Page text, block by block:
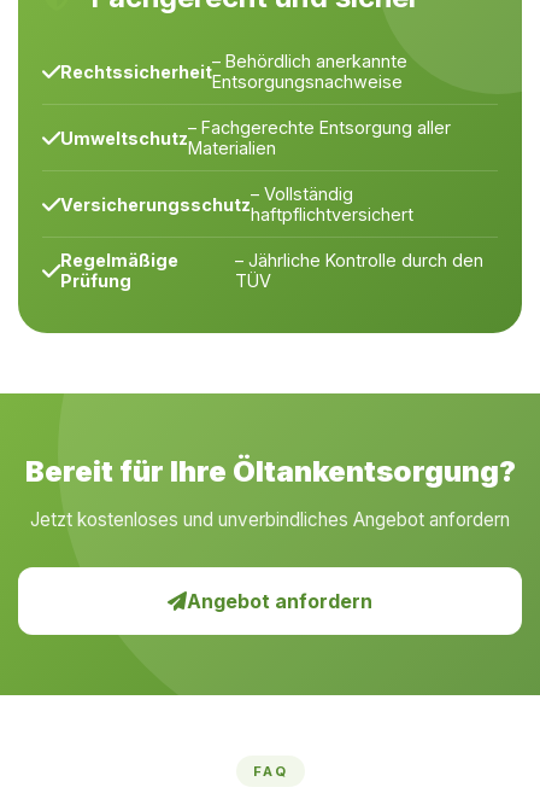
Rechtssicherheit– Behördlich anerkannte
Entsorgungsnachweise
Umweltschutz– Fachgerechte Entsorgung aller
Materialien
Versicherungsschutz– Vollständig
haftpflichtversichert
Regelmäßige
Prüfung
– Jährliche Kontrolle durch den
TÜV
Bereit für Ihre Öltankentsorgung?
Jetzt kostenloses und unverbindliches Angebot anfordern
Angebot anfordern
FAQ